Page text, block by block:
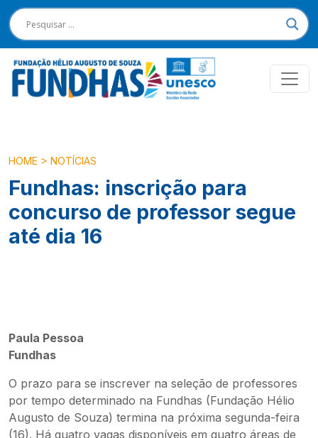
HOME > NOTÍCIAS
Fundhas: inscrição para
concurso de professor segue
até dia 16
Paula Pessoa
Fundhas
O prazo para se inscrever na seleção de professores
por tempo determinado na Fundhas (Fundação Hélio
Augusto de Souza) termina na próxima segunda-feira
(16). Há quatro vagas disponíveis em quatro áreas de